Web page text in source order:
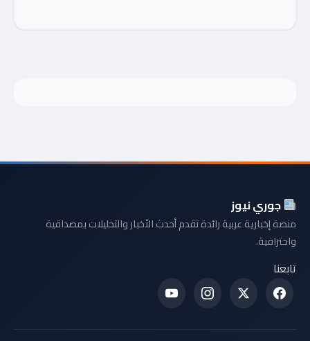
جوري نيوز
منصة إخبارية عربية رائدة تقدم أحدث الأخبار والتحليلات بمصداقية
واحترافية.
تابعنا